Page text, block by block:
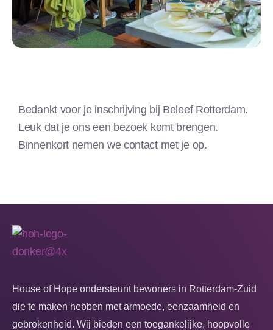
Bedankt voor je inschrijving bij Beleef Rotterdam.
Leuk dat je ons een bezoek komt brengen.
Binnenkort nemen we contact met je op.
House of Hope ondersteunt bewoners in Rotterdam-Zuid
die te maken hebben met armoede, eenzaamheid en
gebrokenheid. Wij bieden een toegankelijke, hoopvolle